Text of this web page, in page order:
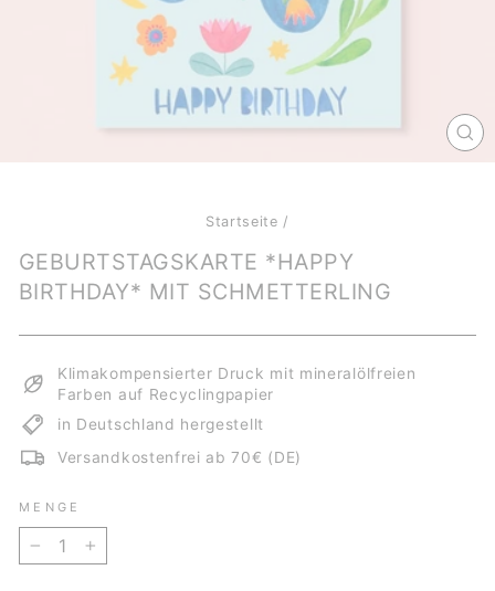
Startseite /
GEBURTSTAGSKARTE *HAPPY
BIRTHDAY* MIT SCHMETTERLING
Klimakompensierter Druck mit mineralölfreien
Farben auf Recyclingpapier
in Deutschland hergestellt
Versandkostenfrei ab 70€ (DE)
MENGE